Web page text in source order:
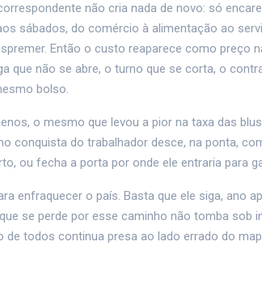
não cria nada de novo: só
sábados, do comércio à alimentação ao
Então o custo reaparece como preço
que não se abre, o turno que se corta, o
bolso.
o mesmo que levou a pior na taxa das
conquista do trabalhador desce, na ponta,
ou fecha a porta por onde ele entraria para
enfraquecer o país. Basta que ele siga, ano
se perde por esse caminho não tomba sob
de todos continua presa ao lado errado do